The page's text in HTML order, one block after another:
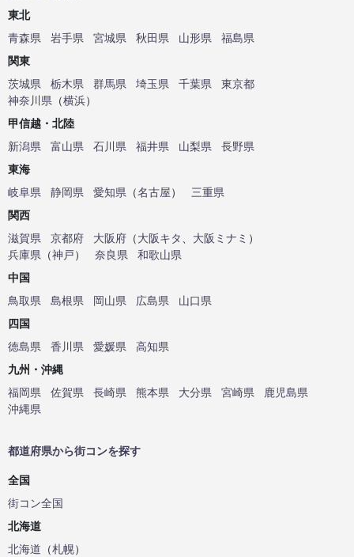
東北
青森県
岩手県 宮城県 秋田県 山形県
福島県
関東
茨城県
栃木県 群馬県 埼玉県 千葉県
東京都
神奈川県 （横浜）
甲信越・北陸
新潟県
富山県 石川県 福井県 山梨県
長野県
東海
岐阜県
静岡県 愛知県 （名古屋）
三重県
関西
滋賀県
京都府 大阪府 （大阪キタ、 大阪ミナミ ）
兵庫県 （神戸） 奈良県
和歌山県
中国
鳥取県
島根県 岡山県 広島県
山口県
四国
徳島県
香川県 愛媛県
高知県
九州・沖縄
福岡県
佐賀県 長崎県 熊本県 大分県 宮崎県
鹿児島県
沖縄県
都道府県から街コンを探す
全国
街コン全国
北海道
北海道 （札幌）